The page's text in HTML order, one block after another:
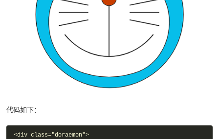
代码如下：
<div class="doraemon">